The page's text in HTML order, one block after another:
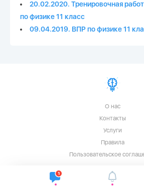
20.02.2020. Тренировочная
по физике 11 класс
09.04.2019. ВПР по физике 11
О нас
Контакты
Услуги
Правила
Пользовательское